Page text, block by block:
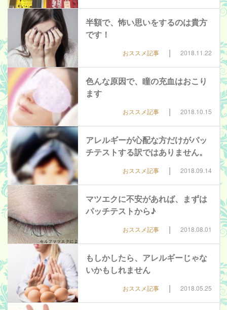
半額で、怖い思いをするのは貴方
です！
おススメ記事 | 2018.11.22
色んな原因で、瞳の充血はおこり
ます
おススメ記事 | 2018.10.15
アレルギーが心配な方だけがパッ
チテストする訳ではありません。
おススメ記事 | 2018.09.14
マツエクに不安があれば、まずは
パッチテストから♪
おススメ記事 | 2018.08.01
もしかしたら、アレルギーじゃな
いかもしれません
おススメ記事 | 2018.05.25